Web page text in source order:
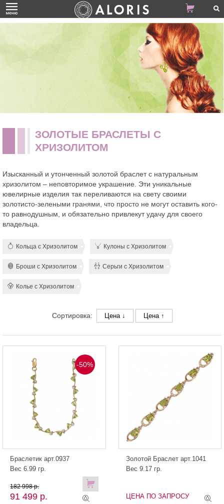
ЗОЛОТЫЕ БРАСЛЕТЫ С
ХРИЗОЛИТОМ
Изысканный и утонченный золотой браслет с натуральным
хризолитом – неповторимое украшение. Эти уникальные
ювелирные изделия так переливаются на свету своими
золотисто-зелеными гранями, что просто не могут оставить кого-
то равнодушным, и обязательно привлекут удачу для своего
владельца.
Кольца с Хризолитом Кулоны с Хризолитом
Броши с Хризолитом Серьги с Хризолитом
Колье с Хризолитом
Сортировка: Цена ↓ Цена ↑
-50%
Браслетик арт.0937
Вес 6.99 гр.
91 499 р.
182 998 р.
Золотой Браслет арт.1041
Вес 9.17 гр.
ЦЕНА ПО ЗАПРОСУ